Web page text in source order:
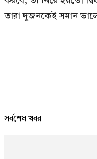
তারা দুজনকেই সমান
সর্বশেষ খবর